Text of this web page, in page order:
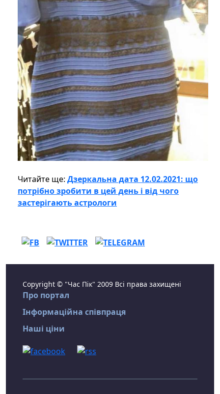
Читайте ще: Дзеркальна дата 12.02.2021: що
потрібно зробити в цей день і від чого
застерігають астрологи
Copyright © "Час Пік" 2009 Всі права захищені
Про портал
Інформаційна співпраця
Наші ціни